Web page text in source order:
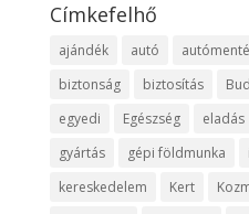
Címkefelhő
ajándék autó
biztonság
biztosítás
egyedi
Egészség eladás
gyártás
gépi földmunka
kereskedelem
Kert